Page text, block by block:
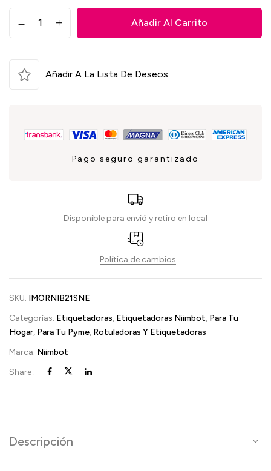
Añadir Al Carrito
Añadir A La Lista De Deseos
Pago seguro garantizado
Disponible para envió y retiro en local
Política de cambios
SKU: IMORNIB21SNE
Categorías: Etiquetadoras, Etiquetadoras Niimbot, Para Tu
Hogar, Para Tu Pyme, Rotuladoras Y Etiquetadoras
Marca: Niimbot
Share :
Descripción